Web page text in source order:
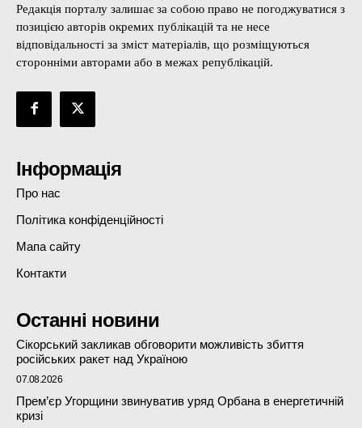
Редакція порталу залишає за собою право не погоджуватися з
позицією авторів окремих публікацій та не несе
відповідальності за зміст матеріалів, що розміщуються
сторонніми авторами або в межах републікацій.
Інформація
Про нас
Політика конфіденційності
Мапа сайту
Контакти
Останні новини
Сікорський закликав обговорити можливість збиття
російських ракет над Україною
07.08.2026
Прем’єр Угорщини звинуватив уряд Орбана в енергетичній
кризі